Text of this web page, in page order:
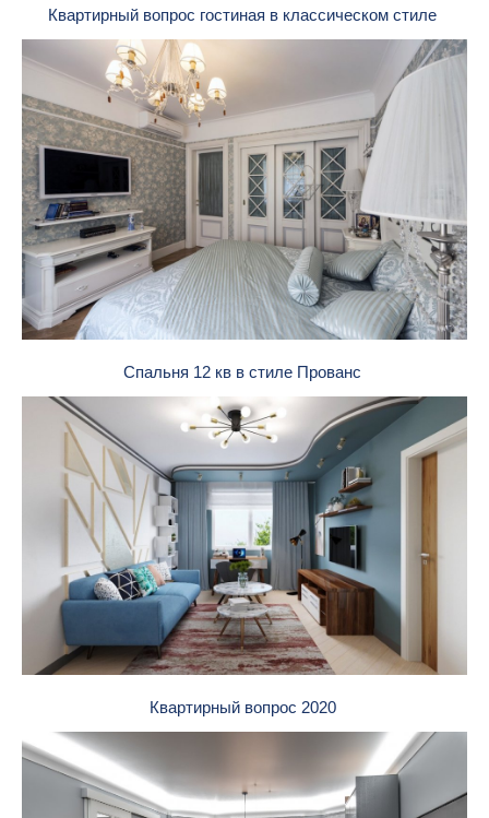
Квартирный вопрос гостиная в классическом стиле
Спальня 12 кв в стиле Прованс
Квартирный вопрос 2020